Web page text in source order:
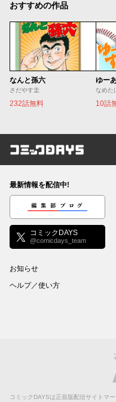
おすすめの作品
なんと孫六
さだやす圭
232話無料
ゆー
なめた
10話
コミック
最新情報を配信中!
編集部ブログ
コミックDAYS
@comicdays_team
お知らせ
ヘルプ／使い方
コミックDAYSは正規版配信サイトマ